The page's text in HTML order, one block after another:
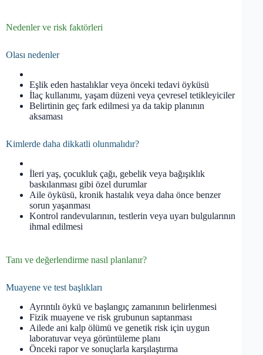
Nedenler ve risk faktörleri
Olası nedenler
Eşlik eden hastalıklar veya önceki tedavi öyküsü
İlaç kullanımı, yaşam düzeni veya çevresel tetikleyiciler
Belirtinin geç fark edilmesi ya da takip planının
aksaması
Kimlerde daha dikkatli olunmalıdır?
İleri yaş, çocukluk çağı, gebelik veya bağışıklık
baskılanması gibi özel durumlar
Aile öyküsü, kronik hastalık veya daha önce benzer
sorun yaşanması
Kontrol randevularının, testlerin veya uyarı bulgularının
ihmal edilmesi
Tanı ve değerlendirme nasıl planlanır?
Muayene ve test başlıkları
Ayrıntılı öykü ve başlangıç zamanının belirlenmesi
Fizik muayene ve risk grubunun saptanması
Ailede ani kalp ölümü ve genetik risk için uygun
laboratuvar veya görüntüleme planı
Önceki rapor ve sonuçlarla karşılaştırma